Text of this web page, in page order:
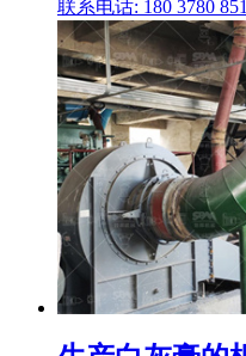
联系电话: 180 3780